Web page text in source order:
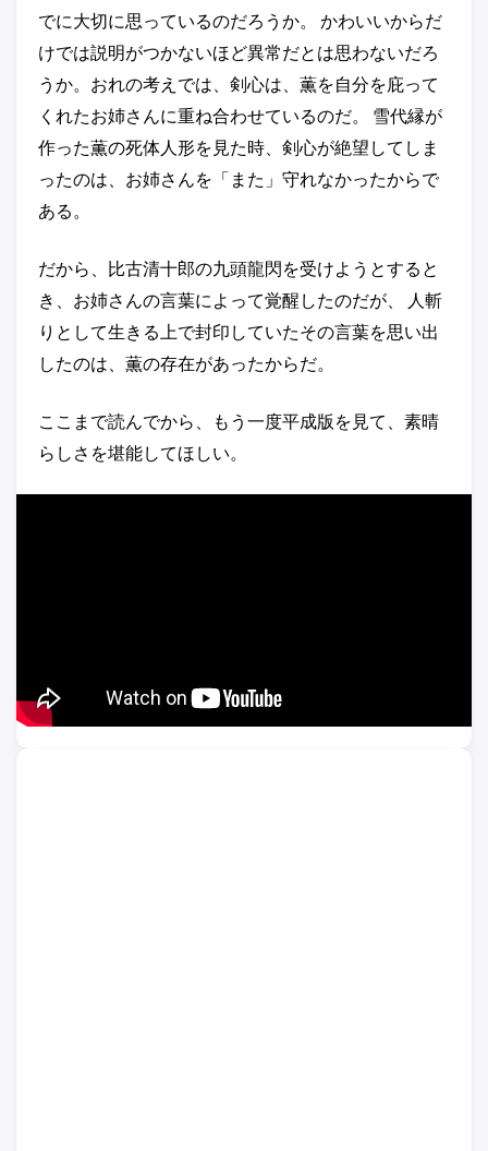
でに大切に思っているのだろうか。 かわいいからだ
けでは説明がつかないほど異常だとは思わないだろ
うか。おれの考えでは、剣心は、薫を自分を庇って
くれたお姉さんに重ね合わせているのだ。 雪代縁が
作った薫の死体人形を見た時、剣心が絶望してしま
ったのは、お姉さんを「また」守れなかったからで
ある。
だから、比古清十郎の九頭龍閃を受けようとすると
き、お姉さんの言葉によって覚醒したのだが、 人斬
りとして生きる上で封印していたその言葉を思い出
したのは、薫の存在があったからだ。
ここまで読んでから、もう一度平成版を見て、素晴
らしさを堪能してほしい。